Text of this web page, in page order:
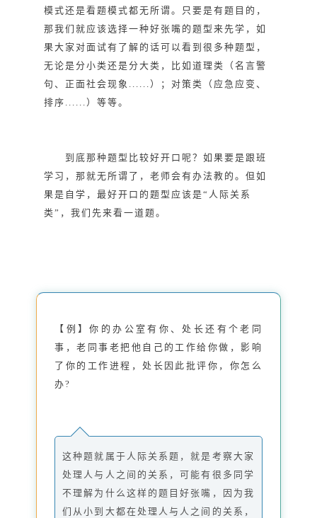
模式还是看题模式都无所谓。只要是有题目的，
那我们就应该选择一种好张嘴的题型来先学，如
果大家对面试有了解的话可以看到很多种题型，
无论是分小类还是分大类，比如道理类（名言警
句、正面社会现象......）；对策类（应急应变、
排序......）等等。
到底那种题型比较好开口呢？如果要是跟班
学习，那就无所谓了，老师会有办法教的。但如
果是自学，最好开口的题型应该是“人际关系
类”，我们先来看一道题。
【例】你的办公室有你、处长还有个老同
事，老同事老把他自己的工作给你做，影响
了你的工作进程，处长因此批评你，你怎么
办?
这种题就属于人际关系题，就是考察大家
处理人与人之间的关系，可能有很多同学
不理解为什么这样的题目好张嘴，因为我
们从小到大都在处理人与人之间的关系，